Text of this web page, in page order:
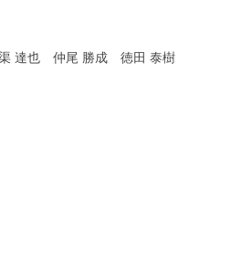
達也 仲尾 勝成 徳田 泰樹